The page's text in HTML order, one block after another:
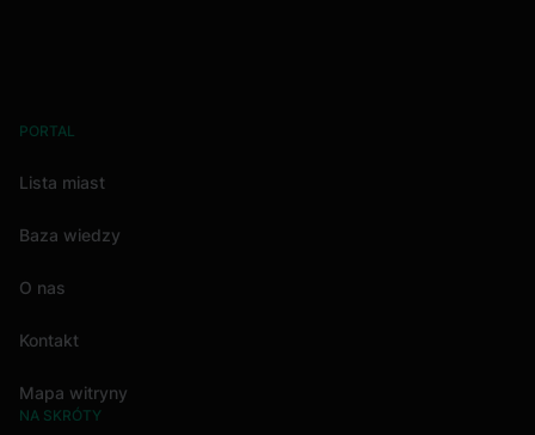
PORTAL
Lista miast
Baza wiedzy
O nas
Kontakt
Mapa witryny
NA SKRÓTY